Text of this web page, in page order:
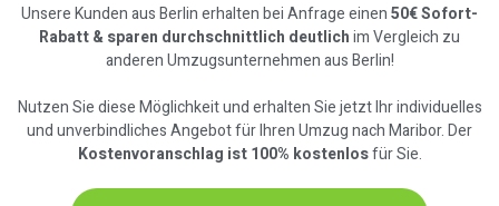
Unsere Kunden aus Berlin erhalten bei Anfrage einen50€ Sofort-
Rabatt & sparen durchschnittlich deutlichim Vergleich zu
anderen Umzugsunternehmen aus Berlin!
Nutzen Sie diese Möglichkeit und erhalten Sie jetzt Ihr individuelles
und unverbindliches Angebot für Ihren Umzug nach Maribor. Der
Kostenvoranschlag ist 100% kostenlosfür Sie.